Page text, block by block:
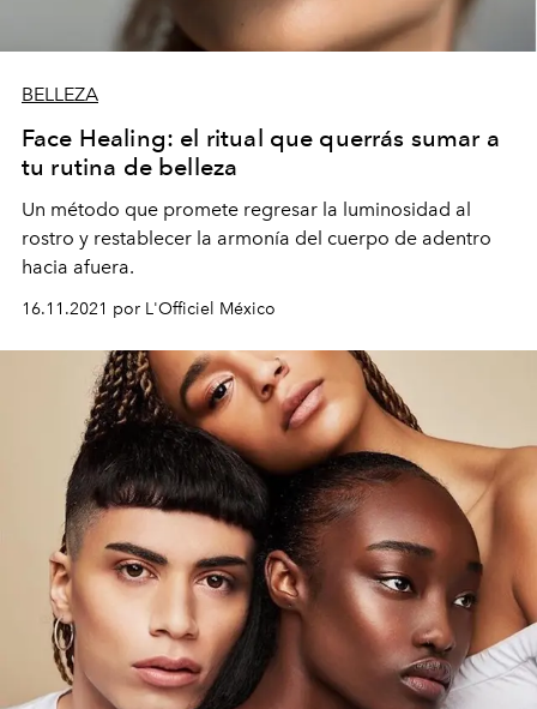
BELLEZA
Face Healing: el ritual que querrás sumar a
tu rutina de belleza
Un método que promete regresar la luminosidad al
rostro y restablecer la armonía del cuerpo de adentro
hacia afuera.
16.11.2021 por L'Officiel México